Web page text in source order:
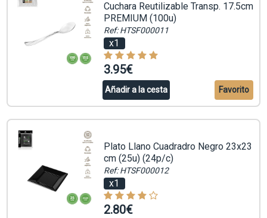
Cuchara Reutilizable Transp. 17.5cm
PREMIUM (100u)
Ref: HTSF000011
x1
3.95€
Añadir a la cesta Favorito
Plato Llano Cuadradro Negro 23x23
cm (25u) (24p/c)
Ref: HTSF000012
x1
2.80€